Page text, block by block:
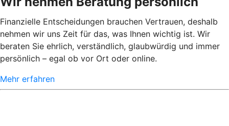
Finanzielle Entscheidungen brauchen Vertrauen, deshalb
nehmen wir uns Zeit für das, was Ihnen wichtig ist. Wir
beraten Sie ehrlich, verständlich, glaubwürdig und immer
persönlich – egal ob vor Ort oder online.
Mehr erfahren